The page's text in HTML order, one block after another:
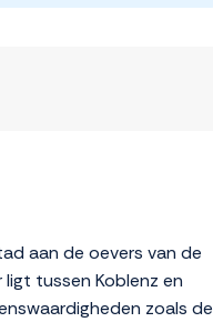
aan de oevers van de
ligt tussen Koblenz en
zoals de